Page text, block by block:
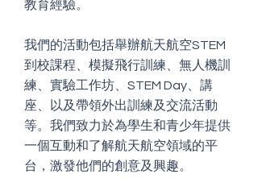
教育經驗。
我們的活動包括舉辦航天航空STEM
到校課程、模擬飛行訓練、無人機訓
練、實驗工作坊、STEM Day、講
座、以及帶領外出訓練及交流活動
等。我們致力於為學生和青少年提供
一個互動和了解航天航空領域的平
台，激發他們的創意及興趣。